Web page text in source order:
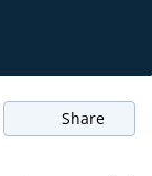
Share